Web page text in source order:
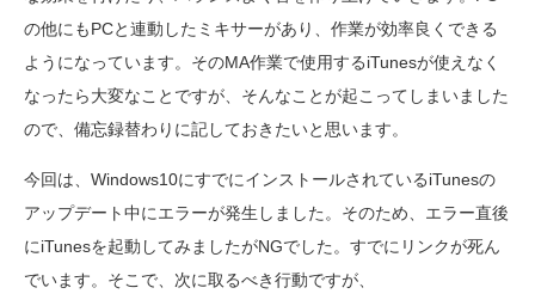
の他にもPCと連動したミキサーがあり、作業が効率良くできる
ようになっています。そのMA作業で使用するiTunesが使えなく
なったら大変なことですが、そんなことが起こってしまいました
ので、備忘録替わりに記しておきたいと思います。
今回は、Windows10にすでにインストールされているiTunesの
アップデート中にエラーが発生しました。そのため、エラー直後
にiTunesを起動してみましたがNGでした。すでにリンクが死ん
でいます。そこで、次に取るべき行動ですが、